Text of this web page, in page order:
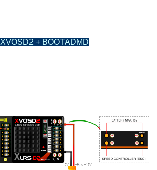
XVOSD2 + BOOTADMD